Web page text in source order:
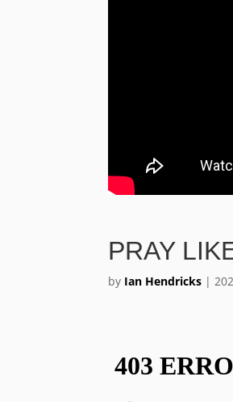
PRAY
by Ian Hendricks |